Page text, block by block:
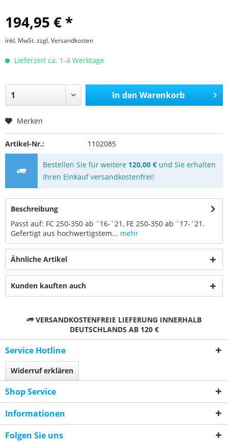
194,95 € *
inkl. MwSt.zzgl. Versandkosten
Lieferzeit ca. 1-4 Werktage
In den Warenkorb
Merken
Artikel-Nr.: 1102085
Bestellen Sie für weitere 120,00 € und Sie erhalten
Ihren Einkauf versandkostenfrei!
Beschreibung
Passt auf: FC 250-350 ab `16-`21, FE 250-350 ab `17-`21.
Gefertigt aus hochwertigstem... mehr
Ähnliche Artikel
Kunden kauften auch
VERSANDKOSTENFREIE LIEFERUNG INNERHALB
DEUTSCHLANDS AB 120 €
Service Hotline
Widerruf erklären
Shop Service
Informationen
Folgen Sie uns